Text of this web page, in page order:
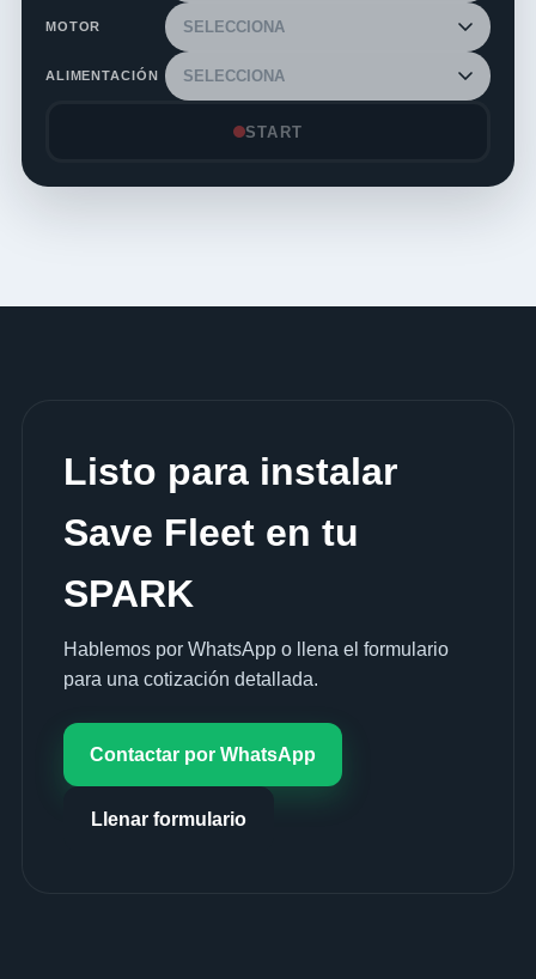
MOTOR
ALIMENTACIÓN
START
Listo para instalar
Save Fleet en tu
SPARK
Hablemos por WhatsApp o llena el formulario
para una cotización detallada.
Contactar por WhatsApp
Llenar formulario